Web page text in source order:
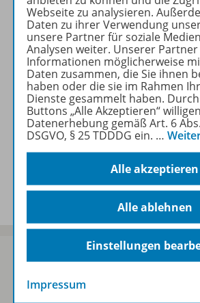
Beschreibung
Zugehörige Produkte
Inhaltsverzeichnis
Benachrichtigungs-
Sofort profitieren
Webseite zu analysieren.
Daten zu ihrer Verwendung
unsere Partner für soziale
Analysen weiter. Unserer
Informationen möglicherweise
Daten zusammen, die Sie ihnen
haben oder die sie im Rahmen
Dienste gesammelt haben.
Buttons „Alle Akzeptieren“
Datenerhebung gemäß Art. 6
DSGVO, § 25 TDDDG ein. …
Alle akzeptieren
Alle ablehnen
Einstellungen
Impressum